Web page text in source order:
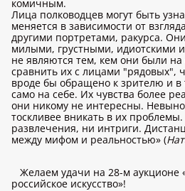
комичным.
Лица полководцев могут быть
меняется в зависимости от
другими портретами, ракурса. Они
милыми, грустными, идиотскими
не являются тем, кем они были
сравнить их с лицами "рядовых",
вроде бы обращено к зрителю и в
само на себе. Их чувства более
они никому не интересны.
тоскливее вникать в их
развлечения, ни интриги.
между мифом и реальностью» (
Желаем удачи на 28-м аукционе
российское искусство»!